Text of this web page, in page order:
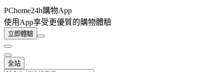
PChome24h購物App
使用App享受更優質的購物體驗
立即體驗
全站